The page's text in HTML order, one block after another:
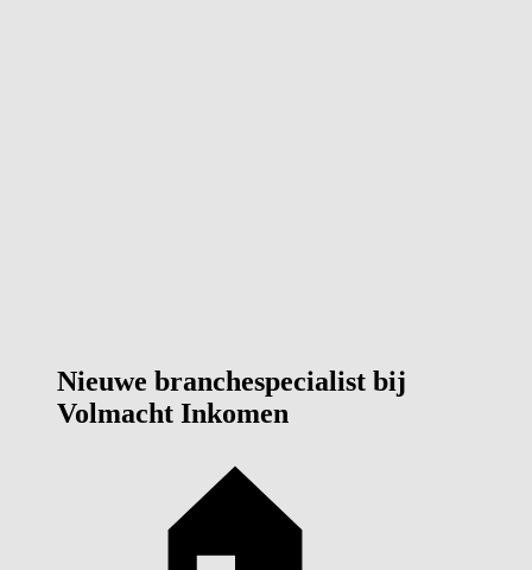
Nieuwe branchespecialist bij
Volmacht Inkomen